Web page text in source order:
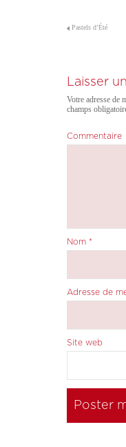
Pastels d’Été
Laisser
Votre adresse de
champs
Commentaire
Nom *
Adresse de
Site web